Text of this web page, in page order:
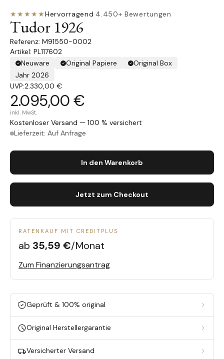
★★★★★Hervorragend·4.450+ Bewertungen
Tudor 1926
M91550-0002
Artikel: PL117602
Neuware
Original Papiere
Original Box
Jahr 2026
UVP:2.330,00 €
2.095,00 €
inkl. MwSt.
Kostenloser Versand — 100 % versichert
Lieferzeit: Auf Anfrage
In den Warenkorb
Jetzt zum Checkout
RATENKAUF MIT CREDITPLUS
ab 35,59 €/Monat
Zum Finanzierungsantrag
Geprüft & 100% original
Original Herstellergarantie
Versicherter Versand